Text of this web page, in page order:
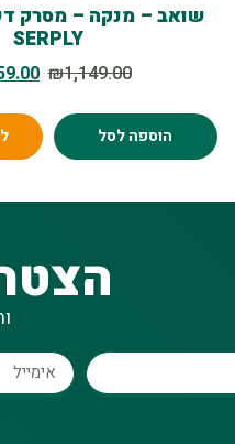
שואב – מנקה – מסרק
SERPLY
₪1,149.00
הוספה לסל